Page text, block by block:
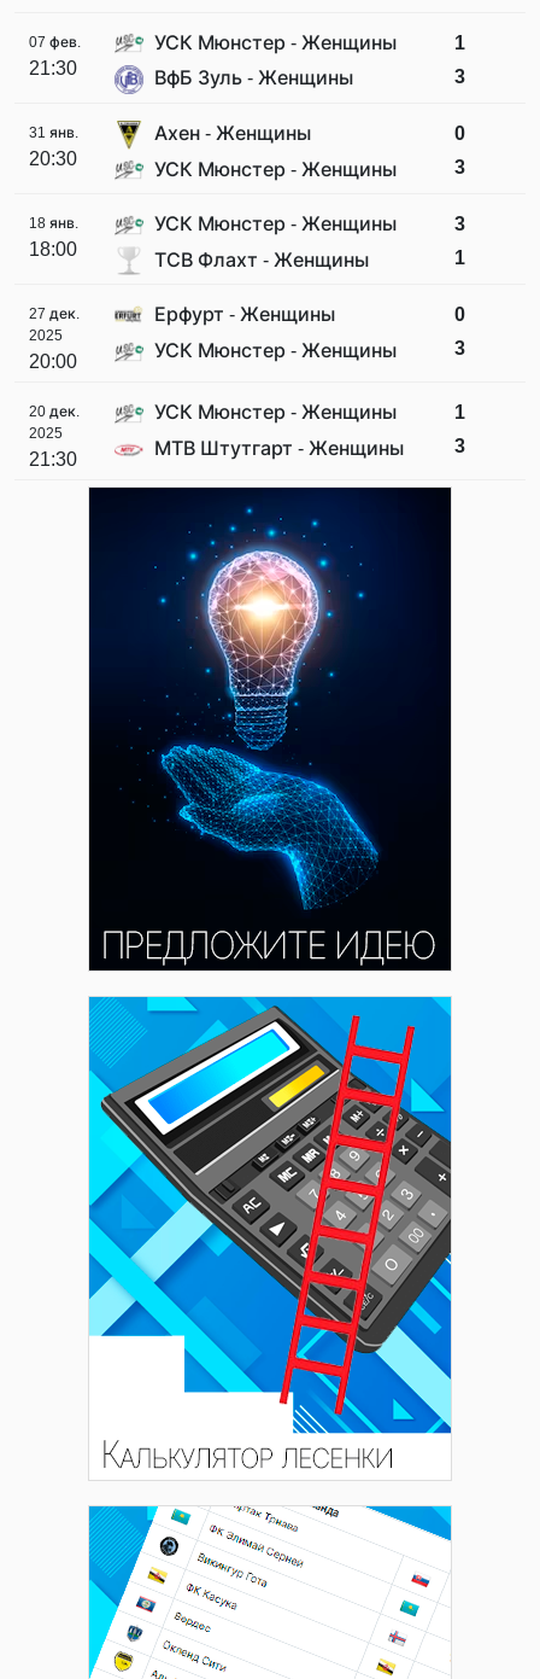
07 фев.
21:30
УСК Мюнстер - Женщины
ВфБ Зуль - Женщины
1
3
31 янв.
20:30
Ахен - Женщины
УСК Мюнстер - Женщины
0
3
18 янв.
18:00
УСК Мюнстер - Женщины
ТСВ Флахт - Женщины
3
1
27 дек.
2025
20:00
Ерфурт - Женщины
УСК Мюнстер - Женщины
0
3
20 дек.
2025
21:30
УСК Мюнстер - Женщины
МТВ Штутгарт - Женщины
1
3